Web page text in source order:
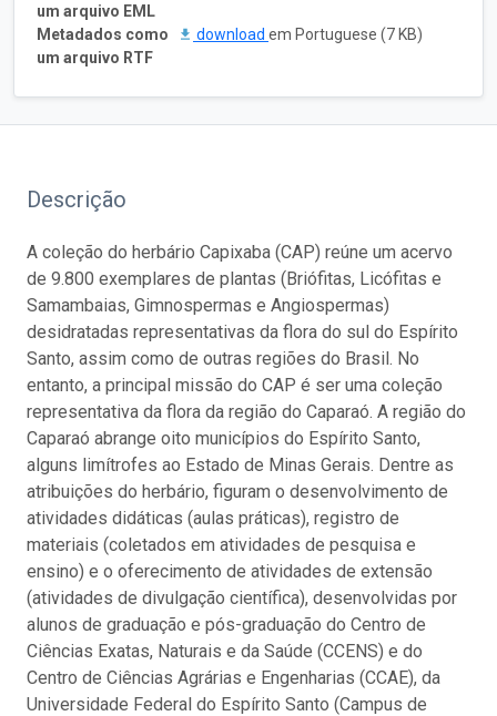
um arquivo EML
Metadados como
um arquivo RTF
download em Portuguese (7 KB)
Descrição
A coleção do herbário Capixaba (CAP) reúne um acervo
de 9.800 exemplares de plantas (Briófitas, Licófitas e
Samambaias, Gimnospermas e Angiospermas)
desidratadas representativas da flora do sul do Espírito
Santo, assim como de outras regiões do Brasil. No
entanto, a principal missão do CAP é ser uma coleção
representativa da flora da região do Caparaó. A região do
Caparaó abrange oito municípios do Espírito Santo,
alguns limítrofes ao Estado de Minas Gerais. Dentre as
atribuições do herbário, figuram o desenvolvimento de
atividades didáticas (aulas práticas), registro de
materiais (coletados em atividades de pesquisa e
ensino) e o oferecimento de atividades de extensão
(atividades de divulgação científica), desenvolvidas por
alunos de graduação e pós-graduação do Centro de
Ciências Exatas, Naturais e da Saúde (CCENS) e do
Centro de Ciências Agrárias e Engenharias (CCAE), da
Universidade Federal do Espírito Santo (Campus de